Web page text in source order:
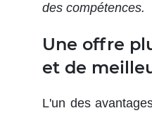
des compétences.
Une offre
et de
L'un des